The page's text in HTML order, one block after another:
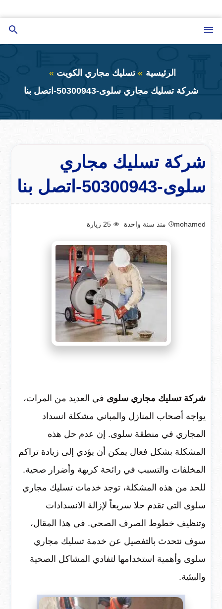
إلى
المحتوى
الرئيسية
تسليك مجاري الكويت
شركة تسليك مجاري سلوى-50300943-اتصل بنا
شركة تسليك مجاري
سلوى-50300943-اتصل بنا
mohamed منذ سنة واحدة 25 زيارة
شركة تسليك مجاري سلوى في العديد من المرات،
يواجه أصحاب المنازل والمباني مشكلة انسداد
المجاري في منطقة سلوى. إن عدم حل هذه
المشكلة بشكل فعال يمكن أن يؤدي إلى زيادة تراكم
المخلفات والتسبب في رائحة كريهة وأضرار صحية.
للحد من هذه المشكلة، توجد خدمات تسليك مجاري
سلوى التي تقدم حلا سريعاً لإزالة الانسدادات
وتنظيف خطوط الصرف الصحي. في هذا المقال،
سوف نتحدث بالتفصيل عن خدمة تسليك مجاري
سلوى وأهمية استخدامها لتفادي المشاكل الصحية
والبيئية.